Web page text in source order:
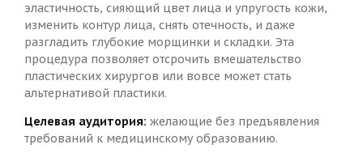
эластичность, сияющий цвет лица и упругость кожи,
изменить контур лица, снять отечность, и даже
разгладить глубокие морщинки и складки. Эта
процедура позволяет отсрочить вмешательство
пластических хирургов или вовсе может стать
альтернативой пластики.
Целевая аудитория: желающие без предъявления
требований к медицинскому образованию.